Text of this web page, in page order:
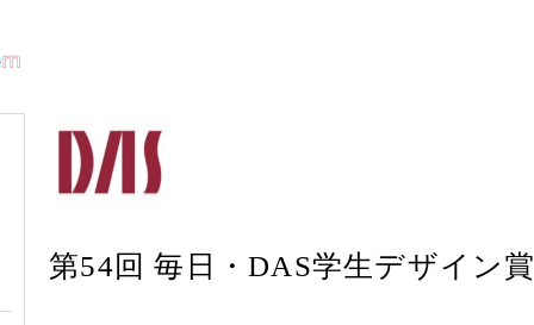
第54回 毎日・DAS学生デザイン賞